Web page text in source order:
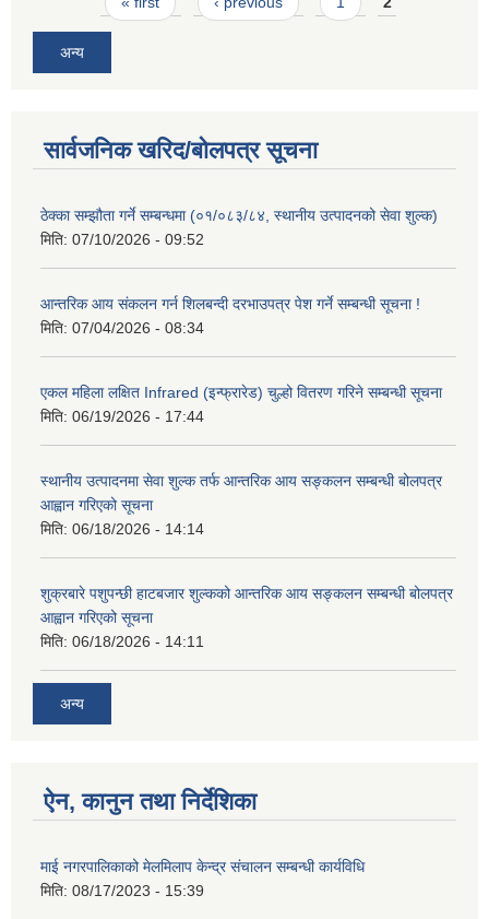
अन्य
सार्वजनिक खरिद/बोलपत्र सूचना
ठेक्का सम्झौता गर्ने सम्बन्धमा (०१/०८३/८४, स्थानीय उत्पादनको सेवा शुल्क)
मिति: 07/10/2026 - 09:52
आन्तरिक आय संकलन गर्न शिलबन्दी दरभाउपत्र पेश गर्ने सम्बन्धी सूचना !
मिति: 07/04/2026 - 08:34
एकल महिला लक्षित Infrared (इन्फ्रारेड) चुल्हो वितरण गरिने सम्बन्धी सूचना
मिति: 06/19/2026 - 17:44
स्थानीय उत्पादनमा सेवा शुल्क तर्फ आन्तरिक आय सङ्कलन सम्बन्धी बोलपत्र
आह्वान गरिएको सूचना
मिति: 06/18/2026 - 14:14
शुक्रबारे पशुपन्छी हाटबजार शुल्कको आन्तरिक आय सङ्कलन सम्बन्धी बोलपत्र
आह्वान गरिएको सूचना
मिति: 06/18/2026 - 14:11
अन्य
ऐन, कानुन तथा निर्देशिका
माई नगरपालिकाको मेलमिलाप केन्द्र संचालन सम्बन्धी कार्यविधि
मिति: 08/17/2023 - 15:39